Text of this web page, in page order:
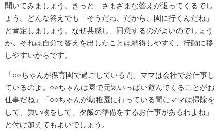
聞いてみましょう。きっと、さまざまな答えが返ってくるでし
ょう。どんな答えでも「そうだね、だから、園に行くんだね」
と肯定しましょう。なぜ共感し、同意するのがよいのでしょう
か。それは自分で答えを出したことは納得しやすく、行動に移
しやすいからです。
「○○ちゃんが保育園で過ごしている間、ママは会社でお仕事し
ているのよ。○○ちゃんは園で元気いっぱい遊んでくることがお
仕事だね」「○○ちゃんが幼稚園に行っている間にママは掃除を
して、買い物をして、夕飯の準備をするお仕事があるわよね」
と付け加えてもよいでしょう。